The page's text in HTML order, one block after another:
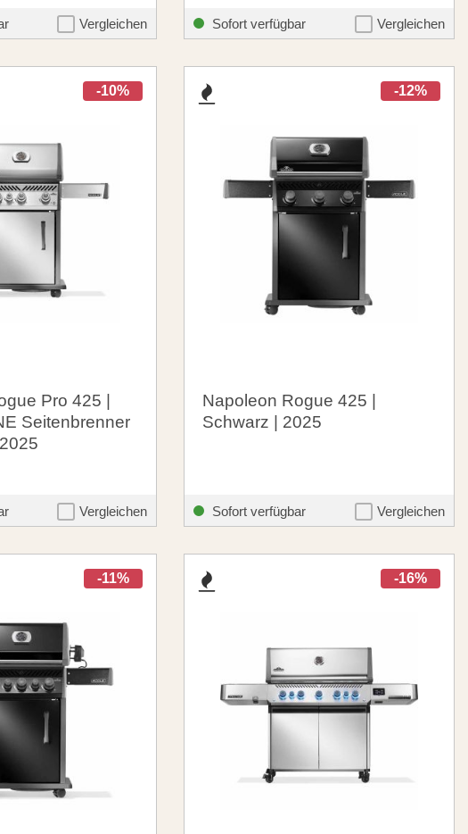
theme.listing.formerPrice:
€ Vergleichen 739,00 € santosgrills-theme.listing.formerPrice:
849,00 €
Sofort verfügbar Vergleichen
-10%
Pro 425 |
Seitenbrenner
santosgrills-theme.listing.formerPrice:
1.149,00 € Vergleichen
-12%
Napoleon Rogue 425 |
Schwarz | 2025
660,00 € santosgrills-theme.listing.formerPrice:
749,00 €
Sofort verfügbar Vergleichen
-11% -16%